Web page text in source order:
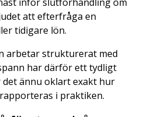
att efterfråga en
tidigare lön.
arbetar strukturerat med
har därför ett tydligt
ännu oklart exakt hur
i praktiken.